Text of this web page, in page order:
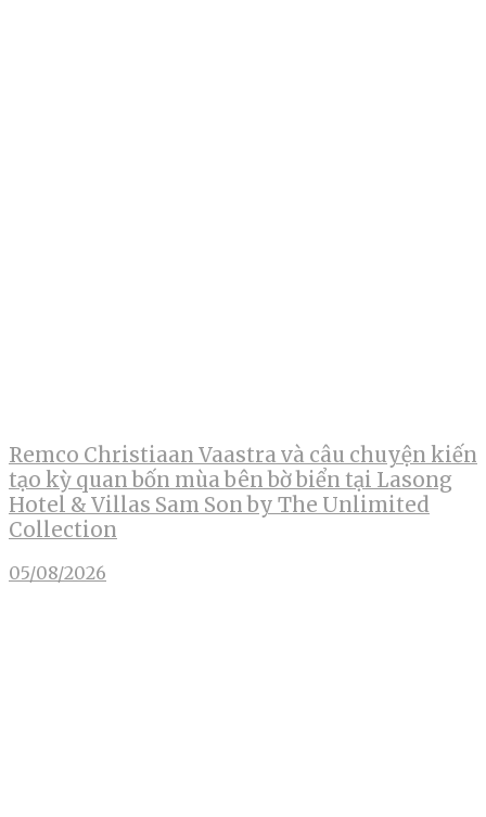
Remco Christiaan Vaastra và câu chuyện kiến
tạo kỳ quan bốn mùa bên bờ biển tại Lasong
Hotel & Villas Sam Son by The Unlimited
Collection
05/08/2026